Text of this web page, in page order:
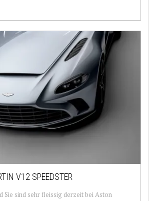
V12 SPEEDSTER
Sie sind sehr fleissig derzeit bei Aston